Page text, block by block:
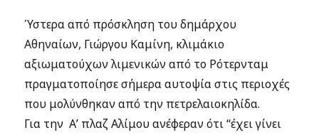
Ύστερα από πρόσκληση του δημάρχου
Αθηναίων, Γιώργου Καμίνη, κλιμάκιο
αξιωματούχων λιμενικών από το Ρότερνταμ
πραγματοποίησε σήμερα αυτοψία στις περιοχές
που μολύνθηκαν από την πετρελαιοκηλίδα.
Για την Α’ πλαζ Αλίμου ανέφεραν ότι “έχει γίνει